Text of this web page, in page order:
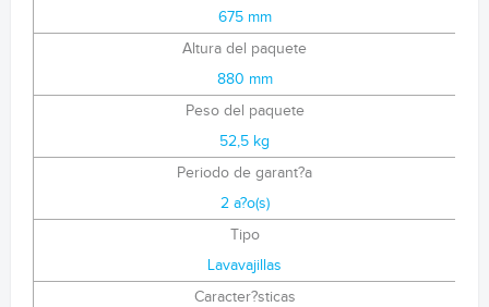
675 mm
Altura del paquete
880 mm
Peso del paquete
52,5 kg
Periodo de garant?a
2 a?o(s)
Tipo
Lavavajillas
Caracter?sticas